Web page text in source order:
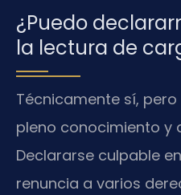
¿Puedo
la lectura de
Técnicamente sí,
pleno conocimiento y
Declararse culpable
renuncia a varios